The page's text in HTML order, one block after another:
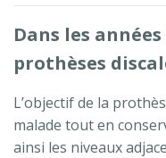
Dans les
prothèses
L’objectif de la
malade tout en
ainsi les niveaux